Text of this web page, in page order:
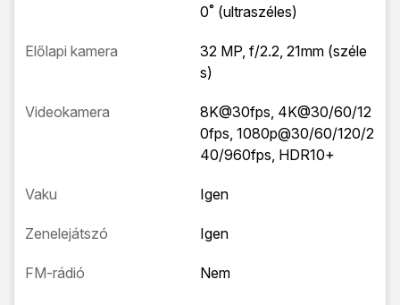
0˚ (ultraszéles)
Előlapi kamera
32 MP, f/2.2, 21mm (széle
s)
Videokamera
8K@30fps, 4K@30/60/12
0fps, 1080p@30/60/120/2
40/960fps, HDR10+
Vaku Igen
Zenelejátszó Igen
FM-rádió Nem